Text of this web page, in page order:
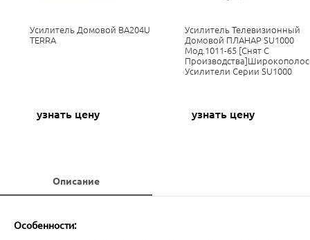
Усилитель Домовой BA204U
TERRA
узнать цену
Усилитель Телевизионный
Домовой ПЛАНАР SU1000
Мод.1011-65 [Снят С
Усилители Серии SU1000
узнать цену
Описание
Особенности: